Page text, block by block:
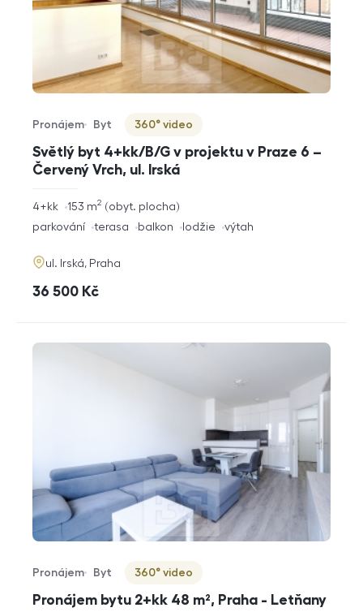
Světlý byt 4+kk/B/G v projektu v Praze 6 –
Červený Vrch, ul. Irská
Typ nabídky
Pronájem
Typ nemovitosti
Byt
Virtuální prohlídka
360° video
rozměry
dispozice
4+kk obyt. plocha
153 m2
funkce
parkování terasa balkon lodžie výtah
adresa
ul. Irská, Praha
cena
36 500 Kč
Pronájem bytu 2+kk 48 m², Praha - Letňany
Typ nabídky
Pronájem
Typ nemovitosti
Byt
Virtuální prohlídka
360° video